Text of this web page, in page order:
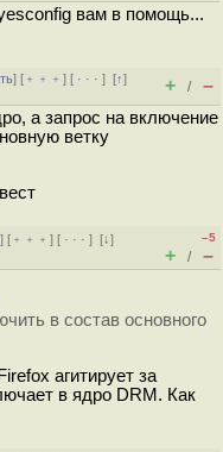
вам в помощь...
] [ ﹢﹢﹢] [ · · ·][↑]
+ / –
а запрос на включение
ветку
] [ ﹢﹢﹢] [ · · ·][↓]
–5
+ / –
в состав основного
агитирует за
в ядро DRM. Как